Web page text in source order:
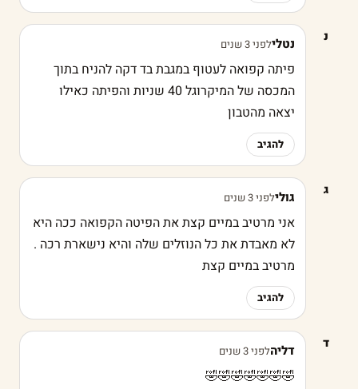
נ נטלילפני 3 שנים
פיתה קפואה לעטוף במגבת בד דקה להניח בתוך
המכסה של המיקרוגל 40 שניות והפיתה כאילו
יצאה מהטבון
להגיב
ג גולילפני 3 שנים
אני מרטיב במיים קצת את הפיטה הקפואה ככה היא
לא מאבדת את כל הנוזלים שלה והיא נישארת רכה .
מרטיב במיים קצת
להגיב
ד דליהלפני 3 שנים
🤣🤣🤣🤣🤣🤣🤣